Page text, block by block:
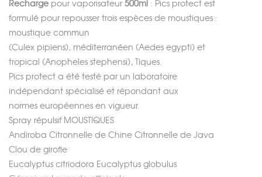
Recharge pour vaporisateur 500ml : Pics protect est
formulé pour repousser trois espèces de moustiques :
moustique commun
(Culex pipiens), méditerranéen (Aedes egypti) et
tropical (Anopheles stephensi), Tiques.
Pics protect a été testé par un laboratoire
indépendant spécialisé et répondant aux
normes européennes en vigueur.
Spray répulsif MOUSTIQUES
Andiroba Citronnelle de Chine Citronnelle de Java
Clou de girofle
Eucalyptus citriodora Eucalyptus globulus